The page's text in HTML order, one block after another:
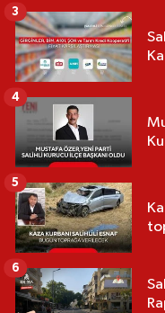
3
4
5
6